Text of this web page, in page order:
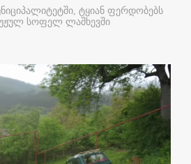
ტყიან ფერდობებს
სოფელ ლაშხევში